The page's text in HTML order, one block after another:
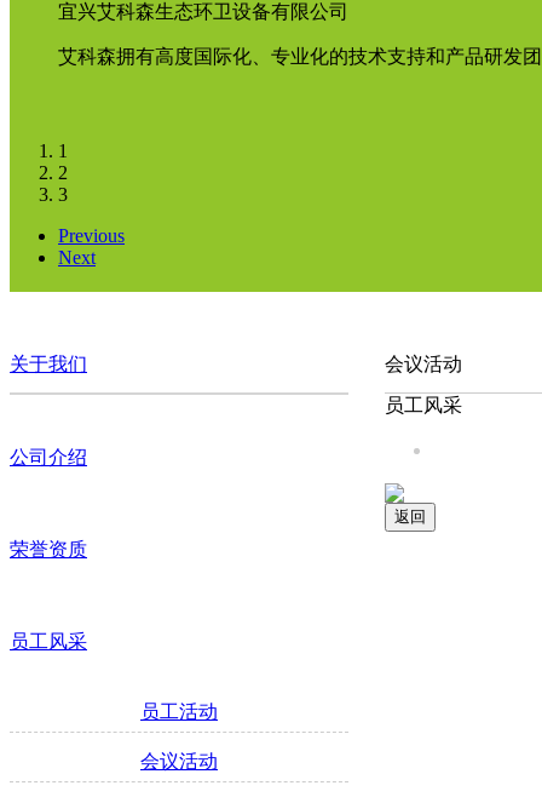
宜兴艾科森生态环卫设备有限公司
艾科森拥有高度国际化、专业化的技术支持和产品研发
1
2
3
Previous
Next
关于我们
公司介绍
荣誉资质
员工风采
员工活动
会议活动
会议活动
员工风采